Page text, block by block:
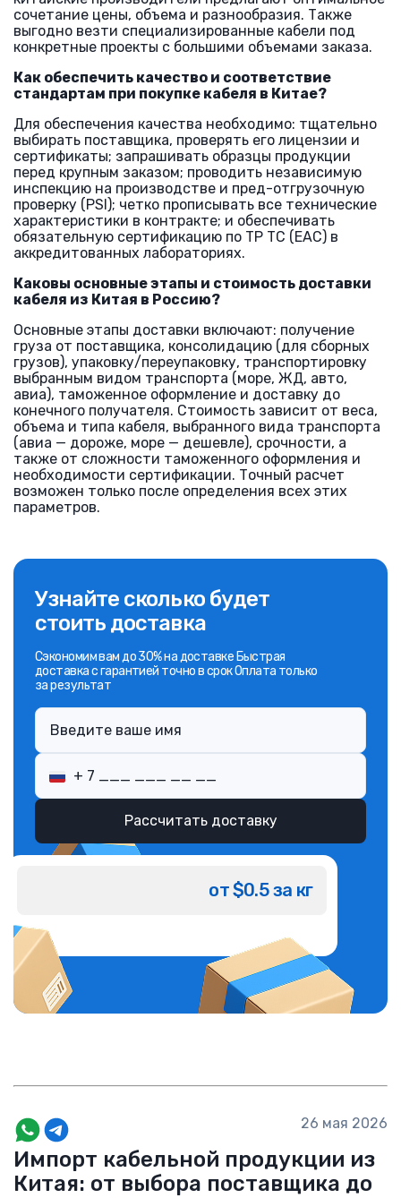
Импорт кабельной продукции из
Китая: от выбора поставщика до
сочетание цены, объема и разнообразия. Также
выгодно везти специализированные кабели под
конкретные проекты с большими объемами заказа.
Как обеспечить качество и соответствие
стандартам при покупке кабеля в Китае?
Для обеспечения качества необходимо: тщательно
выбирать поставщика, проверять его лицензии и
сертификаты; запрашивать образцы продукции
перед крупным заказом; проводить независимую
инспекцию на производстве и пред-отгрузочную
проверку (PSI); четко прописывать все технические
характеристики в контракте; и обеспечивать
обязательную сертификацию по ТР ТС (ЕАС) в
аккредитованных лабораториях.
Каковы основные этапы и стоимость доставки
кабеля из Китая в Россию?
Основные этапы доставки включают: получение
груза от поставщика, консолидацию (для сборных
грузов), упаковку/переупаковку, транспортировку
выбранным видом транспорта (море, ЖД, авто,
авиа), таможенное оформление и доставку до
конечного получателя. Стоимость зависит от веса,
объема и типа кабеля, выбранного вида транспорта
(авиа — дороже, море — дешевле), срочности, а
также от сложности таможенного оформления и
необходимости сертификации. Точный расчет
возможен только после определения всех этих
параметров.
Узнайте сколько будет
стоить доставка
Сэкономим вам до 30% на доставке Быстрая
доставка с гарантией точно в срок Оплата только
за результат
Рассчитать доставку
от $0.5 за кг
26 мая 2026